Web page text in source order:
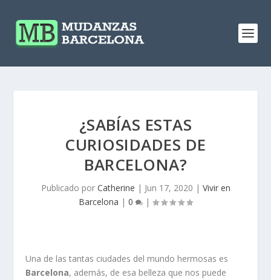
¿SABÍAS ESTAS
CURIOSIDADES DE
BARCELONA?
Publicado por Catherine | Jun 17, 2020 | Vivir en
Barcelona | 0 |
Una de las tantas ciudades del mundo hermosas es
Barcelona, además, de esa belleza que nos puede